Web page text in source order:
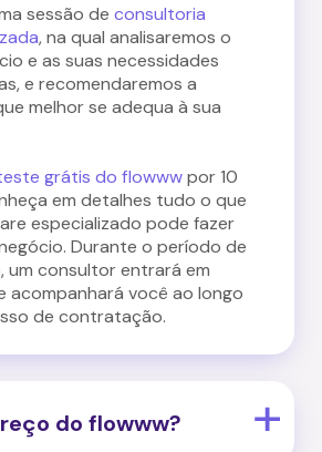
sessão de consultoria
, na qual analisaremos o
e as suas necessidades
e recomendaremos a
melhor se adequa à sua
grátis do flowwwpor 10
em detalhes tudo o que
especializado pode fazer
Durante o período de
um consultor entrará em
acompanhará você ao longo
de contratação.
do flowww?